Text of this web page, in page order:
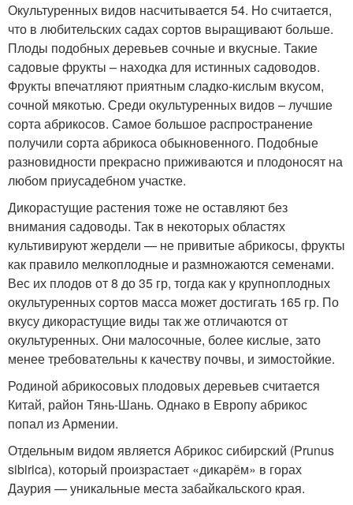
Окультуренных видов насчитывается 54. Но считается,
что в любительских садах сортов выращивают больше.
Плоды подобных деревьев сочные и вкусные. Такие
садовые фрукты – находка для истинных садоводов.
Фрукты впечатляют приятным сладко-кислым вкусом,
сочной мякотью. Среди окультуренных видов – лучшие
сорта абрикосов. Самое большое распространение
получили сорта абрикоса обыкновенного. Подобные
разновидности прекрасно приживаются и плодоносят на
любом приусадебном участке.
Дикорастущие растения тоже не оставляют без
внимания садоводы. Так в некоторых областях
культивируют жердели — не привитые абрикосы, фрукты
как правило мелкоплодные и размножаются семенами.
Вес их плодов от 8 до 35 гр, тогда как у крупноплодных
окультуренных сортов масса может достигать 165 гр. По
вкусу дикорастущие виды так же отличаются от
окультуренных. Они малосочные, более кислые, зато
менее требовательны к качеству почвы, и зимостойкие.
Родиной абрикосовых плодовых деревьев считается
Китай, район Тянь-Шань. Однако в Европу абрикос
попал из Армении.
Отдельным видом является Абрикос сибирский (Prunus
sibirica), который произрастает «дикарём» в горах
Даурия — уникальные места забайкальского края.